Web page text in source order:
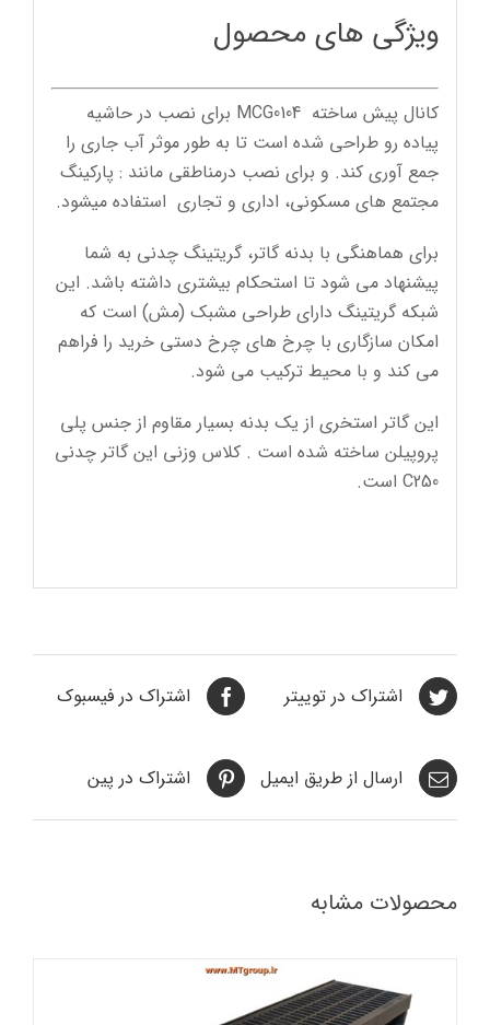
ویژگی های محصول
کانال پیش ساخته MCG0104 برای نصب در حاشیه
پیاده رو طراحی شده است تا به طور موثر آب جاری را
جمع آوری کند. و برای نصب درمناطقی مانند : پارکینگ
مجتمع های مسکونی، اداری و تجاری استفاده میشود.
برای هماهنگی با بدنه گاتر، گریتینگ چدنی به شما
پیشنهاد می شود تا استحکام بیشتری داشته باشد. این
شبکه گریتینگ دارای طراحی مشبک (مش) است که
امکان سازگاری با چرخ های چرخ دستی خرید را فراهم
می کند و با محیط ترکیب می شود.
این گاتر استخری از یک بدنه بسیار مقاوم از جنس پلی
پروپیلن ساخته شده است . کلاس وزنی این گاتر چدنی
C250 است.
اشتراک در فیسبوک اشتراک در توییتر
اشتراک در پین ارسال از طریق ایمیل
محصولات مشابه